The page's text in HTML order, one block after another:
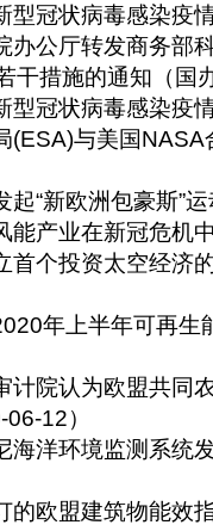
型冠状病毒感染疫
办公厅转发商务部
干措施的通知（国
型冠状病毒感染疫
(ESA)与美国
起“新欧洲包豪斯”
能产业在新冠危机
首个投资太空经济
年上半年可再生
计院认为欧盟共同
06-12）
海洋环境监测系统
的欧盟建筑物能效